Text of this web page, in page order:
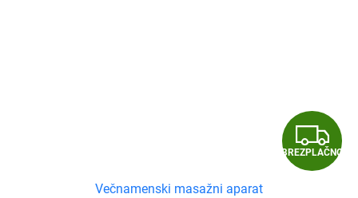
B
R
BREZPLAČNO
Večnamenski masažni aparat